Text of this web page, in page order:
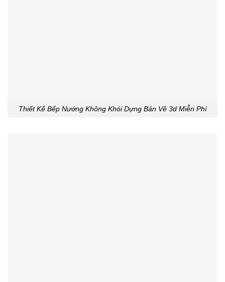
Thiết Kế Bếp Nướng Không Khói Dựng Bản Vẽ 3d Miễn Phí